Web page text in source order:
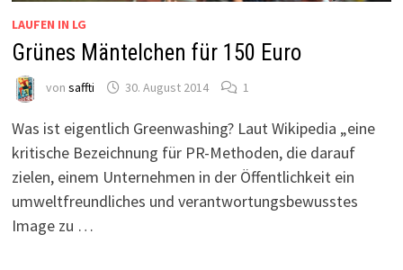
LAUFEN IN LG
Grünes Mäntelchen für 150 Euro
von saffti 30. August 2014 1
Was ist eigentlich Greenwashing? Laut Wikipedia „eine
kritische Bezeichnung für PR-Methoden, die darauf
zielen, einem Unternehmen in der Öffentlichkeit ein
umweltfreundliches und verantwortungsbewusstes
Image zu …